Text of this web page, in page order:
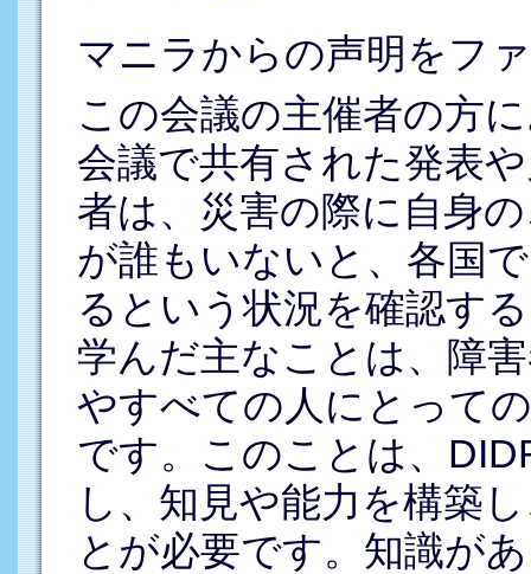
マニラからの声明をフ
この会議の主催者の方
会議で共有された発表
者は、災害の際に自身
が誰もいないと、各国
るという状況を確認す
学んだ主なことは、障
やすべての人にとって
です。このことは、
し、知見や能力を構築
とが必要です。知識が